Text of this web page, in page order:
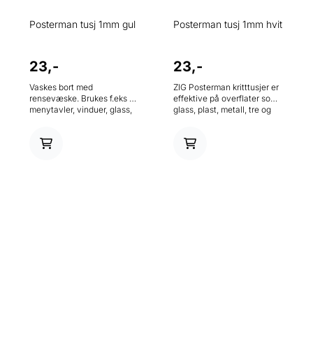
Posterman tusj 1mm gul
23,-
Vaskes bort med
rensevæske. Brukes f.eks på
menytavler, vinduer, glass,
Posterman tusj 1mm hvit
23,-
ZIG Posterman kritttusjer er
effektive på overflater som
glass, plast, metall, tre og
gir et krittutseende uten søl.